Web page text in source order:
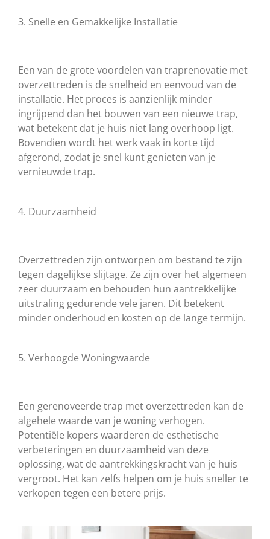
3. Snelle en Gemakkelijke Installatie
Een van de grote voordelen van traprenovatie met
overzettreden is de snelheid en eenvoud van de
installatie. Het proces is aanzienlijk minder
ingrijpend dan het bouwen van een nieuwe trap,
wat betekent dat je huis niet lang overhoop ligt.
Bovendien wordt het werk vaak in korte tijd
afgerond, zodat je snel kunt genieten van je
vernieuwde trap.
4. Duurzaamheid
Overzettreden zijn ontworpen om bestand te zijn
tegen dagelijkse slijtage. Ze zijn over het algemeen
zeer duurzaam en behouden hun aantrekkelijke
uitstraling gedurende vele jaren. Dit betekent
minder onderhoud en kosten op de lange termijn.
5. Verhoogde Woningwaarde
Een gerenoveerde trap met overzettreden kan de
algehele waarde van je woning verhogen.
Potentiële kopers waarderen de esthetische
verbeteringen en duurzaamheid van deze
oplossing, wat de aantrekkingskracht van je huis
vergroot. Het kan zelfs helpen om je huis sneller te
verkopen tegen een betere prijs.